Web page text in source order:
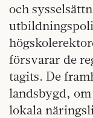
och
försvarar de
tagits. De
landsbygd,
lokala